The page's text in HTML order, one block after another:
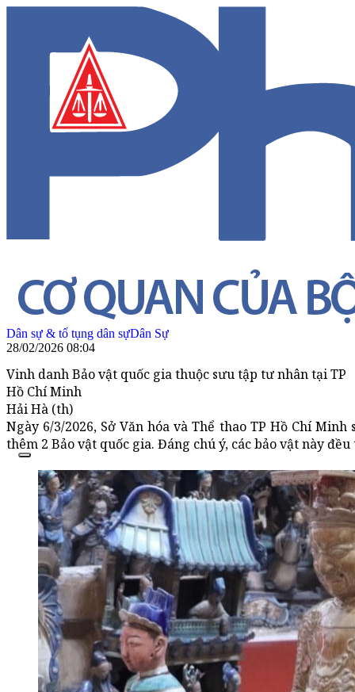
Dân sự & tố tụng dân sựDân Sự
28/02/2026 08:04
Vinh danh Bảo vật quốc gia thuộc sưu tập tư nhân tại TP
Hồ Chí Minh
Hải Hà (th)
Ngày 6/3/2026, Sở Văn hóa và Thể thao TP Hồ Chí
thêm 2 Bảo vật quốc gia. Đáng chú ý, các bảo vật này